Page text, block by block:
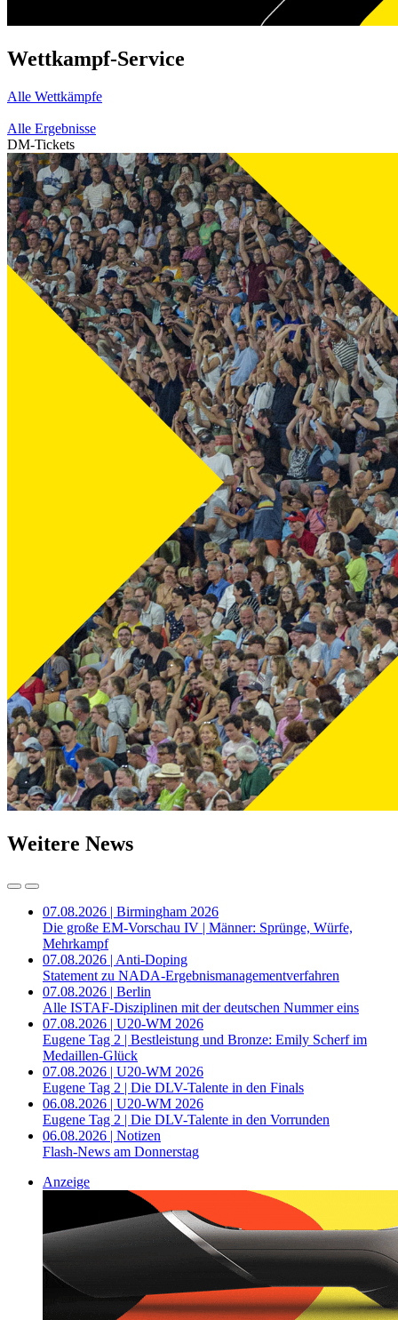
Wettkampf-Service
Alle Wettkämpfe
Alle Ergebnisse
DM-Tickets
Weitere News
07.08.2026 | Birmingham 2026
Die große EM-Vorschau IV | Männer: Sprünge, Würfe,
Mehrkampf
07.08.2026 | Anti-Doping
Statement zu NADA-Ergebnismanagementverfahren
07.08.2026 | Berlin
Alle ISTAF-Disziplinen mit der deutschen Nummer eins
07.08.2026 | U20-WM 2026
Eugene Tag 2 | Bestleistung und Bronze: Emily Scherf im
Medaillen-Glück
07.08.2026 | U20-WM 2026
Eugene Tag 2 | Die DLV-Talente in den Finals
06.08.2026 | U20-WM 2026
Eugene Tag 2 | Die DLV-Talente in den Vorrunden
06.08.2026 | Notizen
Flash-News am Donnerstag
Anzeige